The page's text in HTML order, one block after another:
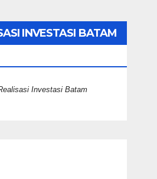
INVESTASI BATAM
Investasi Batam